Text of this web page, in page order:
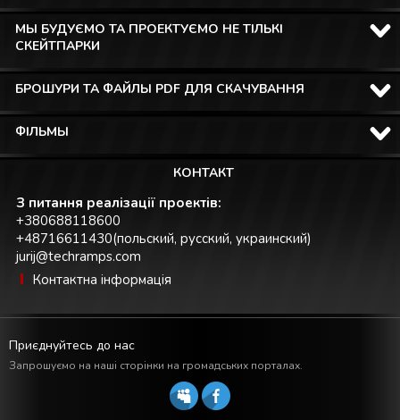
МЫ БУДУЄМО ТА ПРОЕКТУЄМО НЕ ТІЛЬКІ
СКЕЙТПАРКИ
БРОШУРИ ТА ФАЙЛЫ PDF ДЛЯ СКАЧУВАННЯ
ФІЛЬМЫ
КОНТАКТ
З питання реалізації проектів:
+380688118600
+48716611430(польский, русский, украинский)
jurij@techramps.com
Контактна інформація
Приєднуйтесь до нас
Запрошуємо на наші сторінки на громадських порталах.